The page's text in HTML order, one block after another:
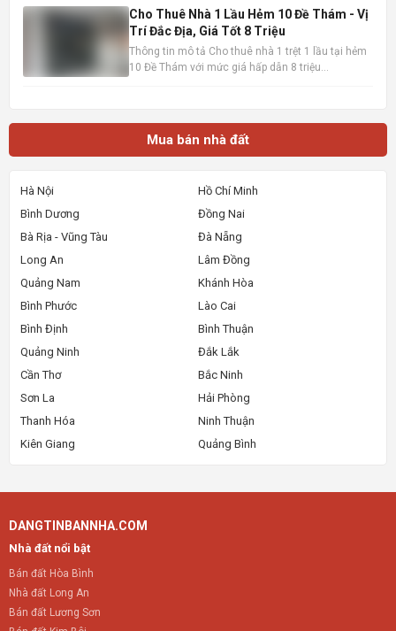
trệt 1 lầu – hướng Tây Bắc – sổ hồng hoàn công • Trệt: khách
Cho Thuê Nhà 1 Lầu Hẻm 10 Đề Thám - Vị
Trí Đắc Địa, Giá Tốt 8 Triệu
Thông tin mô tả Cho thuê nhà 1 trệt 1 lầu tại hẻm
10 Đề Thám với mức giá hấp dẫn 8 triệu
Mua bán nhà đất
Hà Nội
Hồ Chí Minh
Bình Dương
Đồng Nai
Bà Rịa - Vũng Tàu
Đà Nẵng
Long An
Lâm Đồng
Quảng Nam
Khánh Hòa
Bình Phước
Lào Cai
Bình Định
Bình Thuận
Quảng Ninh
Đắk Lắk
Cần Thơ
Bắc Ninh
Sơn La
Hải Phòng
Thanh Hóa
Ninh Thuận
Kiên Giang
Quảng Bình
DANGTINBANNHA.COM
Nhà đất nổi bật
Bán đất Hòa Bình
Nhà đất Long An
Bán đất Lương Sơn